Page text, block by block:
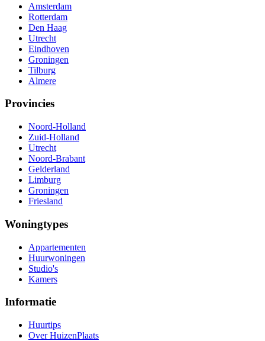
Amsterdam
Rotterdam
Den Haag
Utrecht
Eindhoven
Groningen
Tilburg
Almere
Provincies
Noord-Holland
Zuid-Holland
Utrecht
Noord-Brabant
Gelderland
Limburg
Groningen
Friesland
Woningtypes
Appartementen
Huurwoningen
Studio's
Kamers
Informatie
Huurtips
Over HuizenPlaats